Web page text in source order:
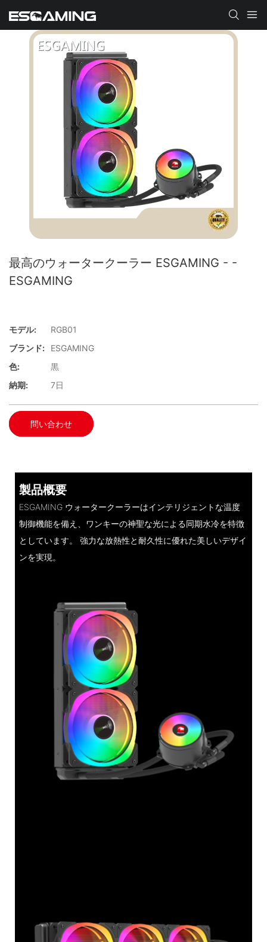
最高のウォータークーラー ESGAMING - -
ESGAMING
モデル:
RGB01
ブランド:
ESGAMING
色:
黒
納期:
7日
問い合わせ
製品概要
ESGAMING ウォータークーラーはインテリジェントな温度
制御機能を備え、ワンキーの神聖な光による同期水冷を特徴
としています。 強力な放熱性と耐久性に優れた美しいデザイ
ンを実現。